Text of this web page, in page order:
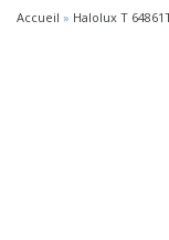
Accueil » Halolux T